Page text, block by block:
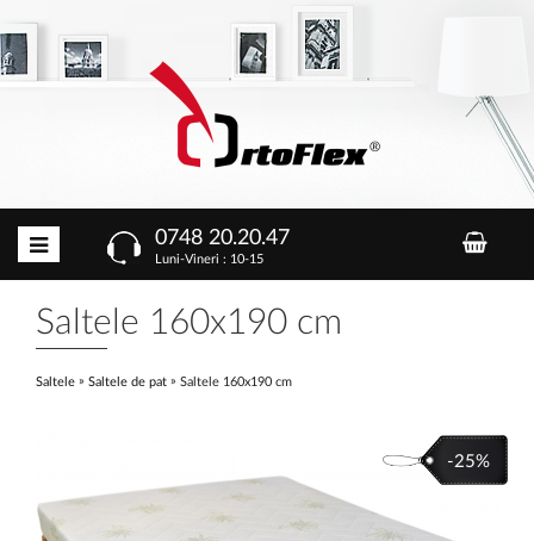
0748 20.20.47
Luni-Vineri : 10-15
Saltele 160x190 cm
Saltele » Saltele de pat » Saltele 160x190 cm
-25%